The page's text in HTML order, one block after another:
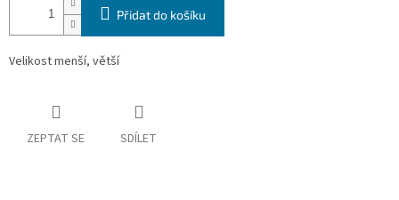
Přidat do košíku
Velikost menší, větší
ZEPTAT SE SDÍLET